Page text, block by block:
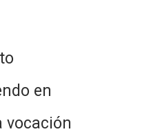
en
vocación